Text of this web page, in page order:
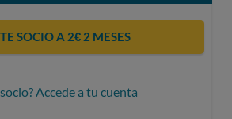
SOCIO A 2€ 2 MESES
socio? Accede a tu cuenta